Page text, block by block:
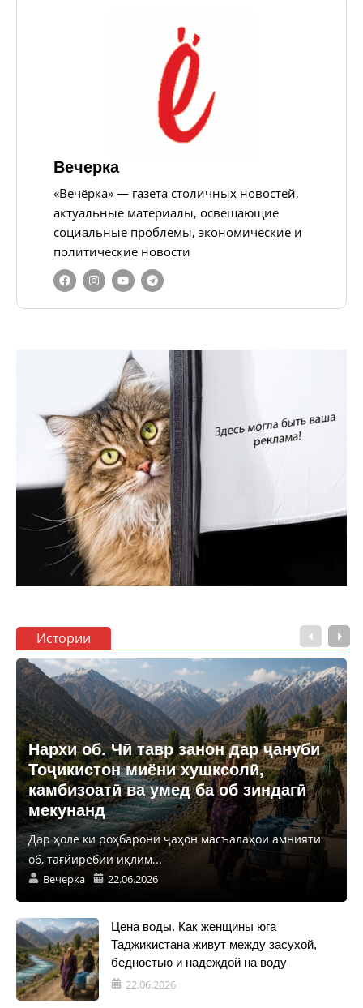
Вечерка
«Вечёрка» — газета столичных новостей,
актуальные материалы, освещающие
социальные проблемы, экономические и
политические новости
Истории
Нархи об. Чӣ тавр занон дар ҷануби
Тоҷикистон миёни хушксолӣ,
камбизоатӣ ва умед ба об зиндагӣ
мекунанд
Дар ҳоле ки роҳбарони ҷаҳон масъалаҳои амнияти
об, тағйирёбии иқлим...
Вечерка 22.06.2026
Цена воды. Как женщины юга
Таджикистана живут между засухой,
бедностью и надеждой на воду
22.06.2026